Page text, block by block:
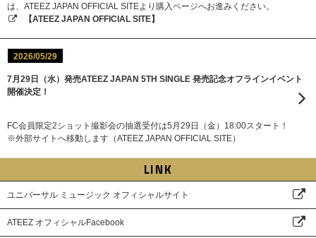
は、ATEEZ JAPAN OFFICIAL SITEより購入ページへお進みください。
【ATEEZ JAPAN OFFICIAL SITE】
2026/05/29
7月29日（水）発売ATEEZ JAPAN 5TH SINGLE 発売記念オフラインイベント
開催決定！
FC会員限定2ショット撮影会の抽選受付は5月29日（金）18:00スタート！
※外部サイトへ移動します（ATEEZ JAPAN OFFICIAL SITE）
LINK
ユニバーサル ミュージック オフィシャルサイト
ATEEZ オフィシャルFacebook